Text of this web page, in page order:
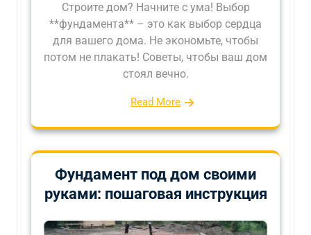
Строите дом? Начните с ума! Выбор
**фундамента** – это как выбор сердца
для вашего дома. Не экономьте, чтобы
потом не плакать! Советы, чтобы ваш дом
стоял вечно.
Read More
Фундамент под дом своими
руками: пошаговая инструкция